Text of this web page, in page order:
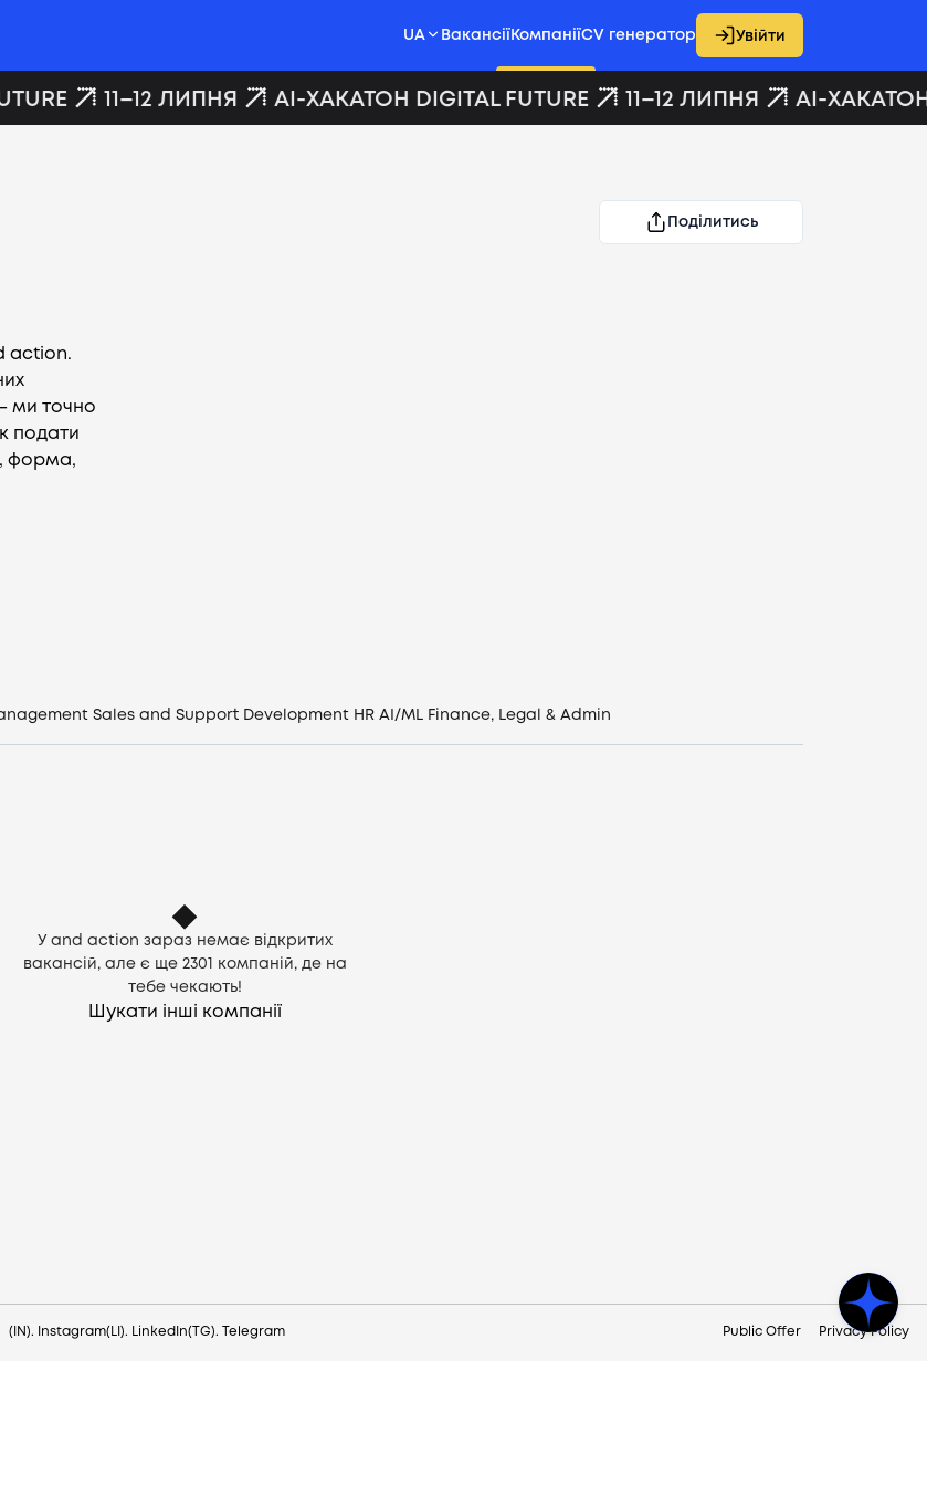
Увійти
UA Вакансії КомпаніїCV генератор Увійти
11–12 ЛИПНЯ AI-ХАКАТОН DIGITAL FUTURE 11–12 ЛИПНЯ AI-ХАКАТОН
Поділитись
action.
ми точно
подати
форма,
Sales and Support Development HR AI/ML Finance, Legal & Admin
У and action зараз немає відкритих
вакансій, але є ще 2301
компаній, де на
тебе чекають!
Шукати інші компанії
(IN). Instagram(LI). LinkedIn(TG). Telegram Public Offer Privacy Policy